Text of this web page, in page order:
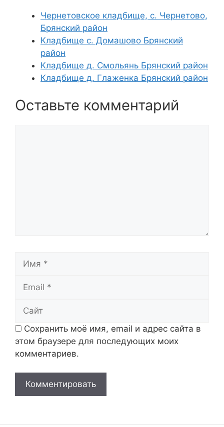
Чернетовское кладбище, с. Чернетово,
Брянский район
Кладбище с. Домашово Брянский
район
Кладбище д. Смольянь Брянский район
Кладбище д. Глаженка Брянский район
Оставьте комментарий
Сохранить моё имя, email и адрес сайта в
этом браузере для последующих моих
комментариев.